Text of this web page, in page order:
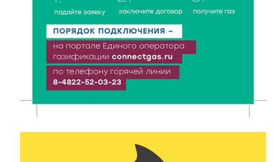
Объем выдачи ипотеки в России вырос на 38%
6 Авг 2026 16:01 114
Калининские футболисты представят Тверскую
область на всероссийском марафоне «Земля
спорта»
Голубев проверил школы и детсады Зубцова к 1